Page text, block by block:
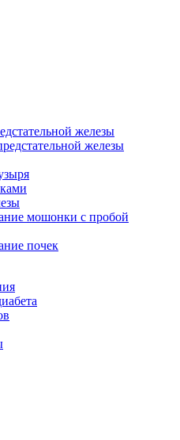
железы
железы
мошонки с пробой
почек